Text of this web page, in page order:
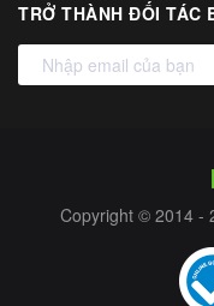
TRỞ THÀNH ĐỐI TÁC
Copyright © 2014 -